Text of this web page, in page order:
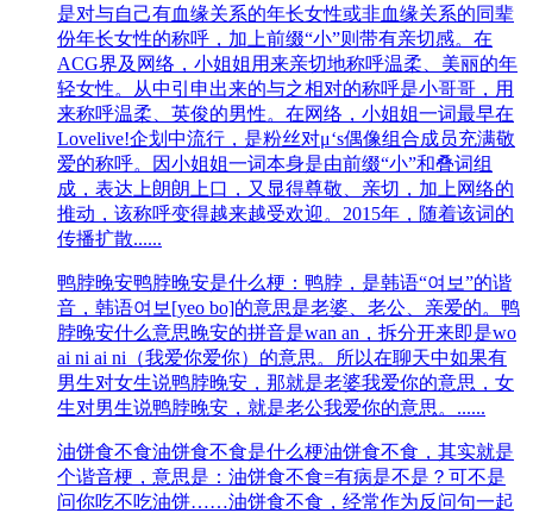
是对与自己有血缘关系的年长女性或非血缘关系的同辈
份年长女性的称呼，加上前缀“小”则带有亲切感。在
ACG界及网络，小姐姐用来亲切地称呼温柔、美丽的年
轻女性。从中引申出来的与之相对的称呼是小哥哥，用
来称呼温柔、英俊的男性。在网络，小姐姐一词最早在
Lovelive!企划中流行，是粉丝对μ‘s偶像组合成员充满敬
爱的称呼。因小姐姐一词本身是由前缀“小”和叠词组
成，表达上朗朗上口，又显得尊敬、亲切，加上网络的
推动，该称呼变得越来越受欢迎。2015年，随着该词的
传播扩散......
鸭脖晚安鸭脖晚安是什么梗：鸭脖，是韩语“여보”的谐
音，韩语여보[yeo bo]的意思是老婆、老公、亲爱的。鸭
脖晚安什么意思晚安的拼音是wan an，拆分开来即是wo
ai ni ai ni（我爱你爱你）的意思。所以在聊天中如果有
男生对女生说鸭脖晚安，那就是老婆我爱你的意思，女
生对男生说鸭脖晚安，就是老公我爱你的意思。......
油饼食不食油饼食不食是什么梗油饼食不食，其实就是
个谐音梗，意思是：油饼食不食=有病是不是？可不是
问你吃不吃油饼……油饼食不食，经常作为反问句一起